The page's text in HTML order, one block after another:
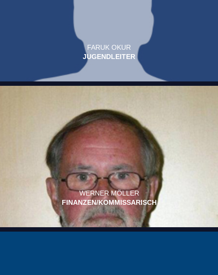
FARUK OKUR
JUGENDLEITER
WERNER MÖLLER
FINANZEN/KOMMISSARISCH